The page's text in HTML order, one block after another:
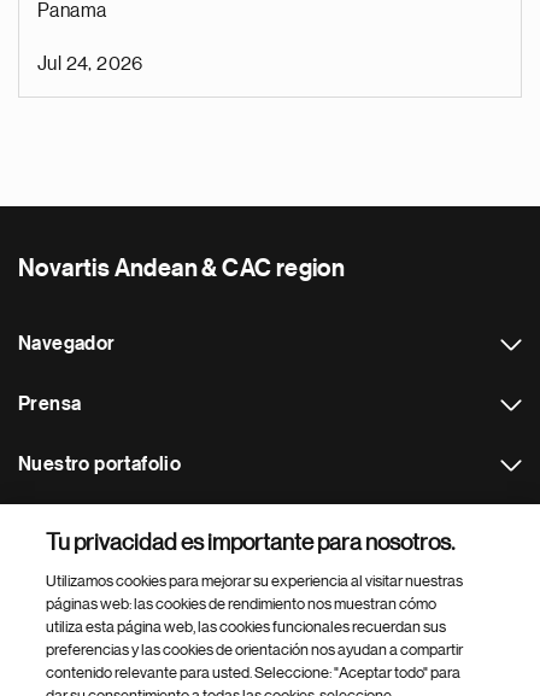
Panama
Jul 24, 2026
Novartis Andean & CAC region
Navegador
Prensa
Nuestro portafolio
Footer Site Search
Tu privacidad es importante para nosotros.
Utilizamos cookies para mejorar su experiencia al visitar nuestras
páginas web: las cookies de rendimiento nos muestran cómo
utiliza esta página web, las cookies funcionales recuerdan sus
preferencias y las cookies de orientación nos ayudan a compartir
contenido relevante para usted. Seleccione: "Aceptar todo" para